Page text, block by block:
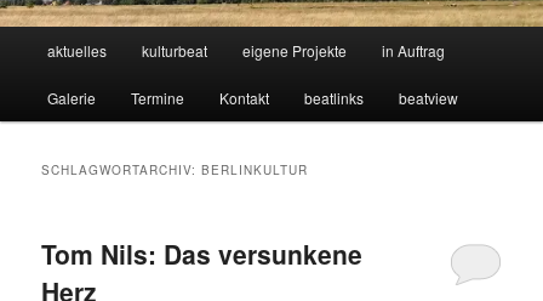
aktuelles kulturbeat eigene Projekte in Auftrag
Galerie Termine Kontakt beatlinks beatview
SCHLAGWORTARCHIV:BERLINKULTUR
Tom Nils: Das versunkene
Herz